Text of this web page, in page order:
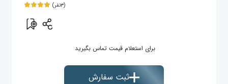
(۳نفر)
برای استعلام قیمت تماس بگیرید
ثبت سفارش